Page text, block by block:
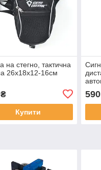
на стегно, тактична
26х18х12-16см
Купити
590